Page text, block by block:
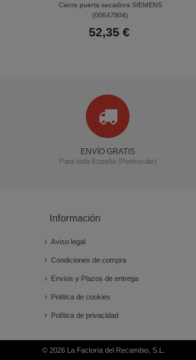
Cierre puerta secadora SIEMENS
(00647904)
52,35 €
ENVÍO GRATIS
Para toda España (Penínsular)
Información
Aviso legal
Condiciones de compra
Envíos y Plazos de entrega
Política de cookies
Política de privacidad
© 2026 La Factoría del Recambio, S.L.